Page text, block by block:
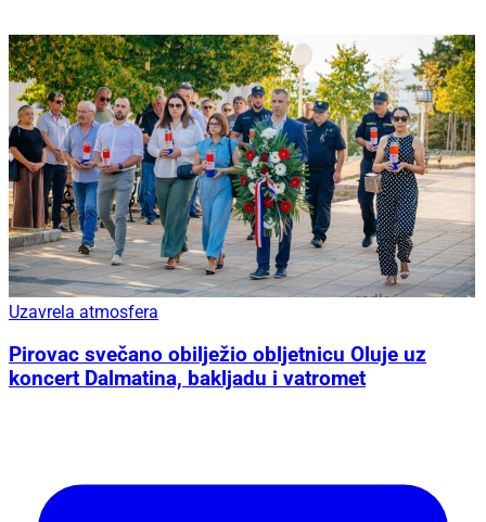
Uzavrela atmosfera
Pirovac svečano obilježio obljetnicu Oluje uz
koncert Dalmatina, bakljadu i vatromet